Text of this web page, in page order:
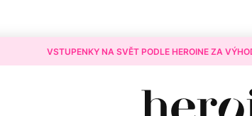
VSTUPENKY NA SVĚT PODLE HEROINE ZA